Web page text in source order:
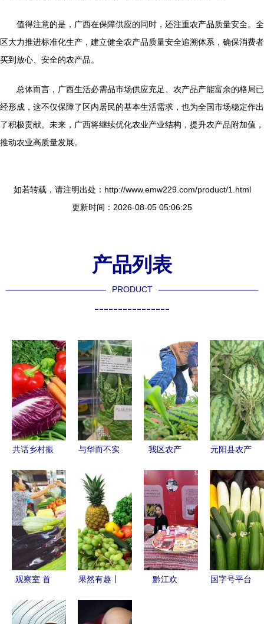
值得注意的是，广西在保障供应的同时，还注重农产品质量安全。全
区大力推进标准化生产，建立健全农产品质量安全追溯体系，确保消费者
买到放心、安全的农产品。
总体而言，广西生活必需品市场供应充足、农产品产能富余的格局已
经形成，这不仅保障了区内居民的基本生活需求，也为全国市场稳定作出
了积极贡献。未来，广西将继续优化农业产业结构，提升农产品附加值，
推动农业高质量发展。
如若转载，请注明出处：http://www.emw229.com/product/1.html
更新时间：2026-08-05 05:06:25
产品列表
PRODUCT
----------------
共话乡村振
——陕西西
安首届新农
人与农业专
家共商农产
品发展大计
与华而不实
拜 生鲜农
产品包装新
国标引领绿
色新风尚
我区农产
去”后的多
重收获与深
远影响
元阳县农产
连接大山与
市场，赋能
乡村振兴新
引擎
观察室 首
品品牌大
果然有趣丨
产品，承包
黔江欢
国字号平台